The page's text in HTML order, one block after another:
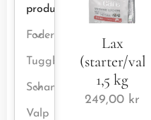
produkter
Foder
Tuggben/Godis
Schampo/Balsam/Mask
Valp
Lax
(starter/valp)
1,5 kg
249,00 kr